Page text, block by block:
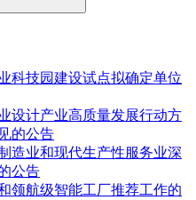
科技园建设试点拟确定单位
设计产业高质量发展行动方
的公告
造业和现代生产性服务业深
公告
领航级智能工厂推荐工作的